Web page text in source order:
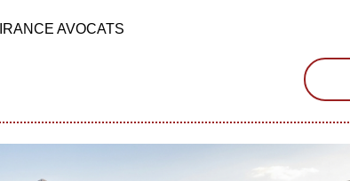
AVOCATS